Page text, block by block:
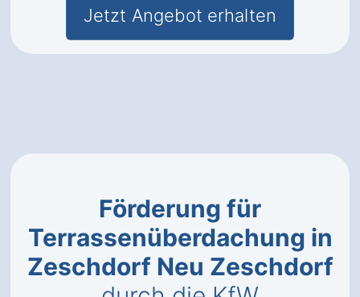
Jetzt Angebot erhalten
Förderung für
Terrassenüberdachung in
Zeschdorf Neu Zeschdorf